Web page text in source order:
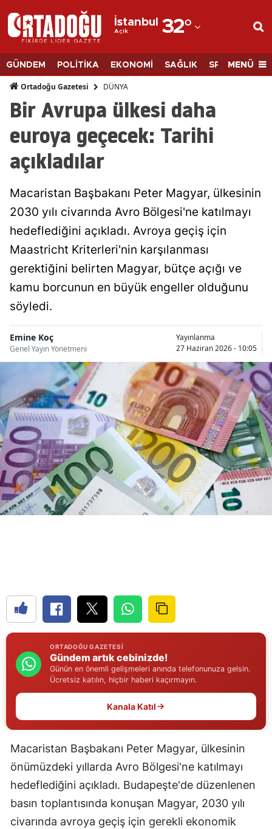
İstanbul
Açık 32°
Adana
Adıyaman
Afyonkarahisar
Ağrı
Amasya
Antalya
Artvin
Aydın
Bilecik
Bolu
Burdur
Bursa
Çanakkale
Çankırı
Çorum
Denizli
Erzincan
Erzurum
Eskişehir
Gaziantep
Giresun
Hakkari
Hatay
Isparta
GÜNDEM POLİTİKA EKONOMİ SAĞLIK SPORMENÜ
Ortadoğu Gazetesi DÜNYA
Bir Avrupa ülkesi daha
euroya geçecek: Tarihi
açıkladılar
Macaristan Başbakanı Peter Magyar, ülkesinin
2030 yılı civarında Avro Bölgesi'ne katılmayı
hedeflediğini açıkladı. Avroya geçiş için
Maastricht Kriterleri'nin karşılanması
gerektiğini belirten Magyar, bütçe açığı ve
kamu borcunun en büyük engeller olduğunu
söyledi.
Emine Koç
Genel Yayın Yönetmeni
Yayınlanma
27 Haziran 2026 - 10:05
ORTADOĞU GAZETESI
Gündem artık cebinizde!
Günün en önemli gelişmeleri anında telefonunuza gelsin.
Ücretsiz katılın, hiçbir haberi kaçırmayın.
Kanala Katıl
Macaristan Başbakanı Peter Magyar, ülkesinin
önümüzdeki yıllarda Avro Bölgesi'ne katılmayı
hedeflediğini açıkladı. Budapeşte'de düzenlenen
basın toplantısında konuşan Magyar, 2030 yılı
civarında avroya geçiş için gerekli ekonomik